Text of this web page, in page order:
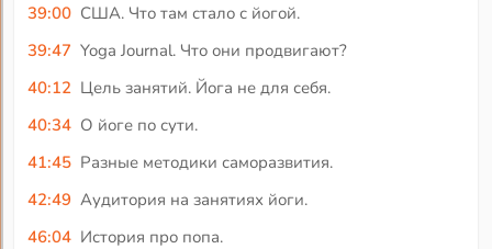
39:00 США. Что там стало с йогой.
39:47 Yoga Journal. Что они продвигают?
40:12 Цель занятий. Йога не для себя.
40:34 О йоге по сути.
41:45 Разные методики саморазвития.
42:49 Аудитория на занятиях йоги.
46:04 История про попа.